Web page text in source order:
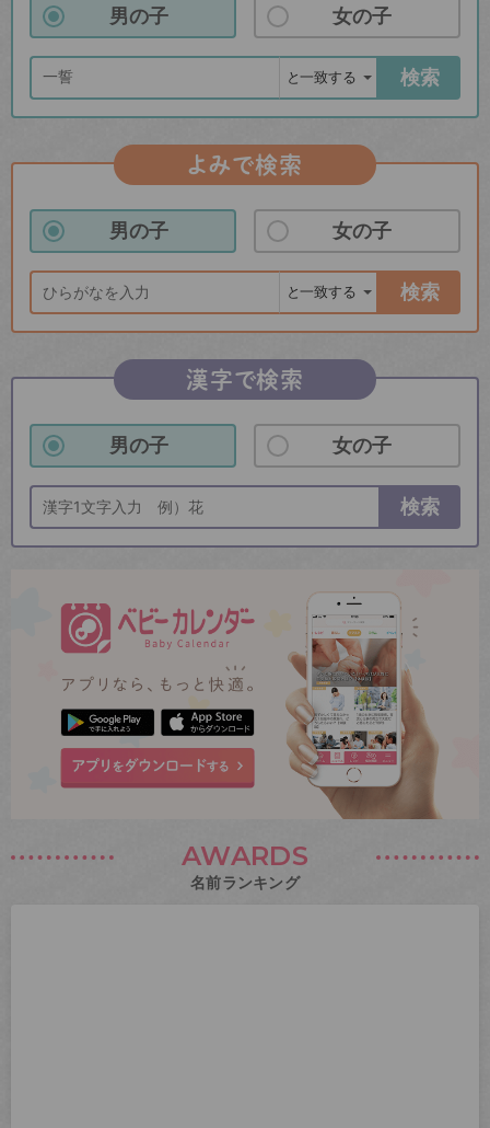
男の子 女の子
検索
よみで検索
男の子 女の子
検索
漢字で検索
男の子 女の子
検索
AWARDS
名前ランキング